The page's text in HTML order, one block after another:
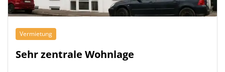
Vermietung
Sehr zentrale Wohnlage